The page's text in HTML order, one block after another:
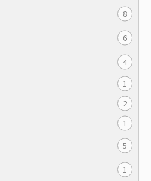
8
6
4
1
2
1
5
1